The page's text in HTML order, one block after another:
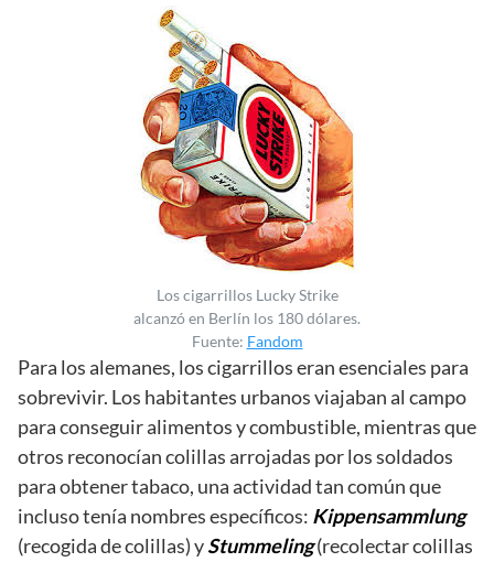
Los cigarrillos Lucky Strike
alcanzó en Berlín los 180 dólares.
Fuente: Fandom
Para los alemanes, los cigarrillos eran esenciales para
sobrevivir. Los habitantes urbanos viajaban al campo
para conseguir alimentos y combustible, mientras que
otros reconocían colillas arrojadas por los soldados
para obtener tabaco, una actividad tan común que
incluso tenía nombres específicos: Kippensammlung
(recogida de colillas) yStummeling(recolectar colillas